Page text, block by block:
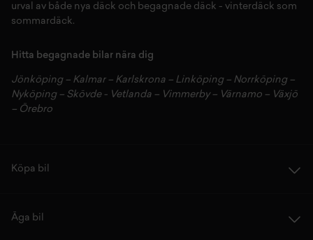
urval av både nya däck och begagnade däck - vinterdäck som
sommardäck.
Hitta begagnade bilar nära dig
Jönköping– Kalmar – Karlskrona – Linköping– Norrköping–
Nyköping– Skövde- Vetlanda – Vimmerby– Värnamo – Växjö
– Örebro
Köpa bil
Äga bil